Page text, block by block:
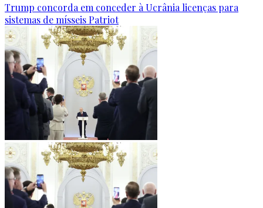
Trump concorda em conceder à Ucrânia licenças para
sistemas de mísseis Patriot